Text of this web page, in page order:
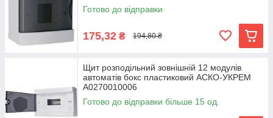
Готово до відправки
175,32 ₴ 194,80 ₴
Щит розподільний зовнішній 12 модулів
автоматів бокс пластиковий АСКО-УКРЕМ
A0270010006
Готово до відправки більше 15 од.